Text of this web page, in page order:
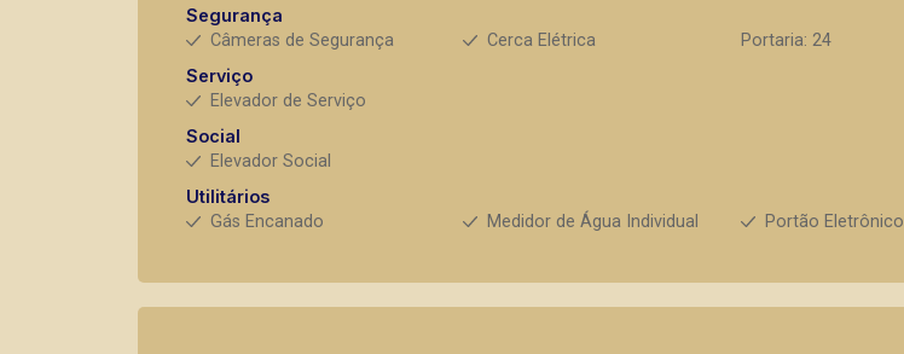
Segurança
Câmeras de Segurança
Cerca Elétrica
Portaria: 24
Serviço
Elevador de Serviço
Social
Elevador Social
Utilitários
Gás Encanado
Medidor de Água Individual Portão Eletrônico